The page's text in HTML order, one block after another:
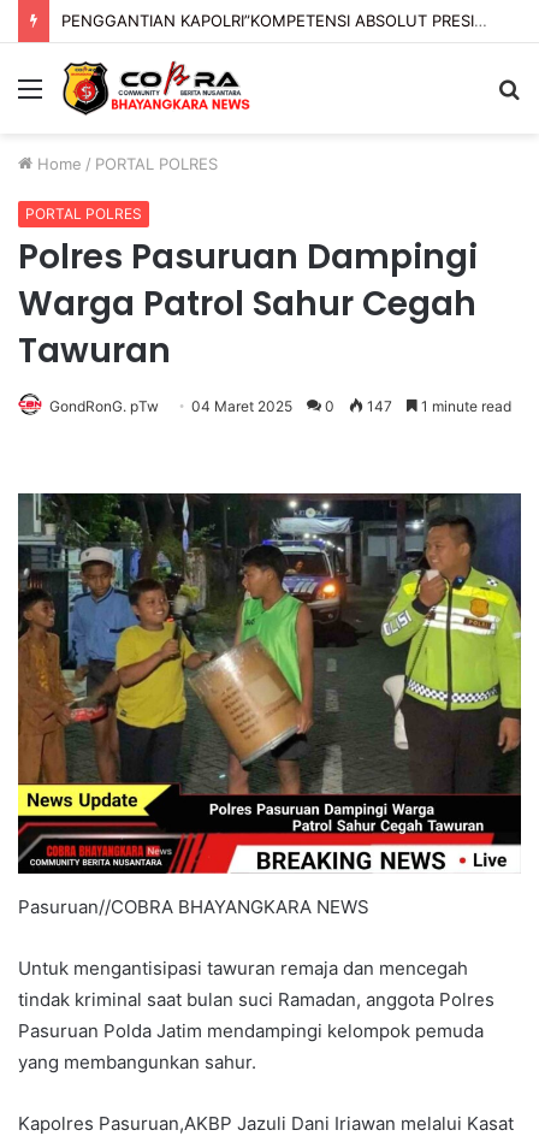
PENGGANTIAN KAPOLRI”KOMPETENSI ABSOLUT PRESIDEN”
Menu
Home / PORTAL POLRES
PORTAL POLRES
Polres Pasuruan Dampingi
Warga Patrol Sahur Cegah
Tawuran
GondRonG. pTw 04 Maret 2025 0 147 1 minute read
Pasuruan//COBRA BHAYANGKARA NEWS
Untuk mengantisipasi tawuran remaja dan mencegah
tindak kriminal saat bulan suci Ramadan, anggota Polres
Pasuruan Polda Jatim mendampingi kelompok pemuda
yang membangunkan sahur.
Kapolres Pasuruan,AKBP Jazuli Dani Iriawan melalui Kasat